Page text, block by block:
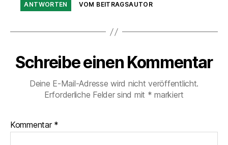
ANTWORTEN VOM BEITRAGSAUTOR
Schreibe einen Kommentar
Deine E-Mail-Adresse wird nicht veröffentlicht.
Erforderliche Felder sind mit * markiert
Kommentar *